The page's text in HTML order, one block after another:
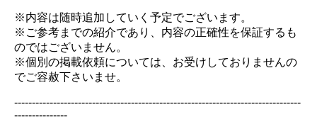
※内容は随時追加していく予定でございます。
※ご参考までの紹介であり、内容の正確性を保証するも
のではございません。
※個別の掲載依頼については、お受けしておりませんの
でご容赦下さいませ。
---------------------------------------------------------------------------------
---------------